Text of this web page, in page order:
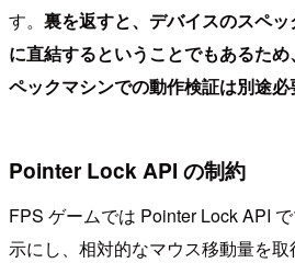
す。 裏を返すと、デバイスのスペ
に直結するということでもあるた
ペックマシンでの動作検証は別途必
Pointer Lock API の制約
FPS ゲームでは Pointer Lock API
示にし、相対的なマウス移動量を